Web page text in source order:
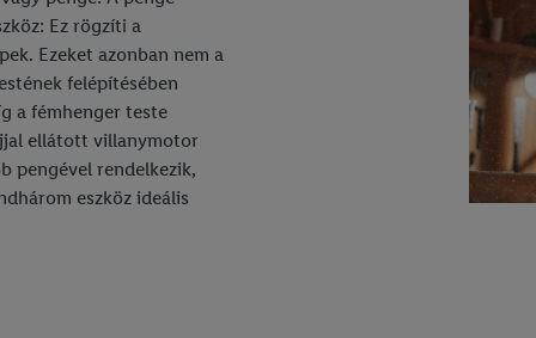
Ez rögzíti a
Ezeket azonban nem a
felépítésében
a fémhenger teste
ellátott villanymotor
pengével rendelkezik,
eszköz ideális